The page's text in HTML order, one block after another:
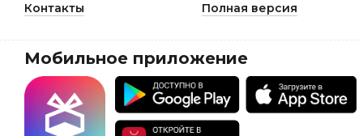
Контакты Полная версия
Мобильное приложение